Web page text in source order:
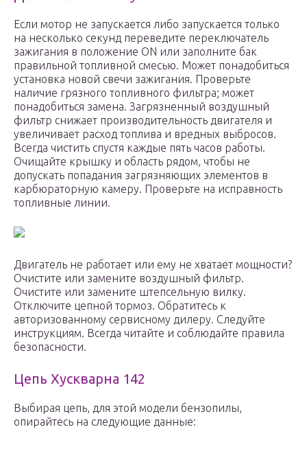
Если мотор не запускается либо запускается только
на несколько секунд переведите переключатель
зажигания в положение ON или заполните бак
правильной топливной смесью. Может понадобиться
установка новой свечи зажигания. Проверьте
наличие грязного топливного фильтра; может
понадобиться замена. Загрязненный воздушный
фильтр снижает производительность двигателя и
увеличивает расход топлива и вредных выбросов.
Всегда чистить спустя каждые пять часов работы.
Очищайте крышку и область рядом, чтобы не
допускать попадания загрязняющих элементов в
карбюраторную камеру. Проверьте на исправность
топливные линии.
Двигатель не работает или ему не хватает мощности?
Очистите или замените воздушный фильтр.
Очистите или замените штепсельную вилку.
Отключите цепной тормоз. Обратитесь к
авторизованному сервисному дилеру. Следуйте
инструкциям. Всегда читайте и соблюдайте правила
безопасности.
Цепь Хускварна 142
Выбирая цепь, для этой модели бензопилы,
опирайтесь на следующие данные: